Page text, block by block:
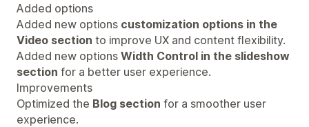
Added options
Added new options customization options in the
Video section to improve UX and content flexibility.
Added new options Width Control in the slideshow
section for a better user experience.
Improvements
Optimized the Blog section for a smoother user
experience.